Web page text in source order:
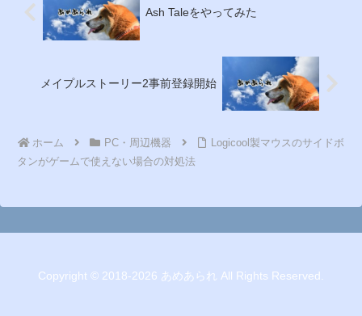
Ash Taleをやってみた
メイプルストーリー2事前登録開始
ホーム PC・周辺機器
Logicool製マウスのサイドボ
タンがゲームで使えない場合の対処法
Copyright © 2018-2026 あめあられ All Rights Reserved.